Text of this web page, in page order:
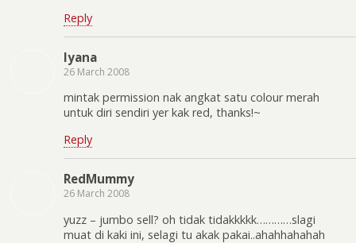
Reply
lyana
26 March 2008
mintak permission nak angkat satu colour merah
untuk diri sendiri yer kak red, thanks!~
Reply
RedMummy
26 March 2008
yuzz – jumbo sell? oh tidak tidakkkkk…………slagi
muat di kaki ini, selagi tu akak pakai..ahahhahahah